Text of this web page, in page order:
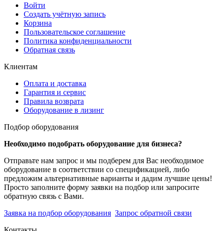
Войти
Создать учётную запись
Корзина
Пользовательское соглашение
Политика конфиденциальности
Обратная связь
Клиентам
Оплата и доставка
Гарантия и сервис
Правила возврата
Оборудование в лизинг
Подбор оборудования
Необходимо подобрать оборудование для бизнеса?
Отправьте нам запрос и мы подберем для Вас необходимое
оборудование в соответствии со спецификацией, либо
предложим альтернативные варианты и дадим лучшие цены!
Просто заполните форму заявки на подбор или запросите
обратную связь с Вами.
Заявка на подбор оборудования Запрос обратной связи